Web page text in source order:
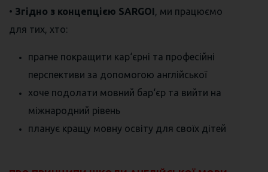
• Згідно з концепцією SARGOI, ми працюємо
для тих, хто:
прагне покращити кар‘єрні та професійні
перспективи за допомогою англійської
хоче подолати мовний бар‘єр та вийти на
міжнародний рівень
планує кращу мовну освіту для своїх дітей